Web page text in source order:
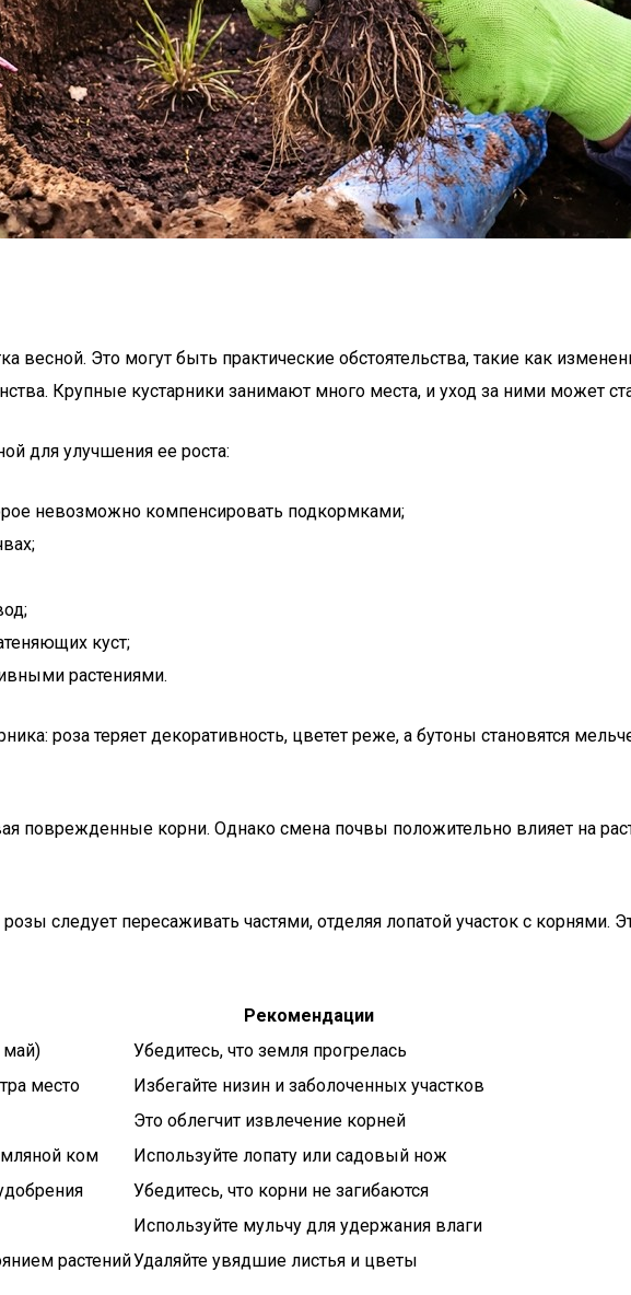
Это могут быть практические обстоятельства, такие как
Крупные кустарники занимают много места, и уход за ними может
для улучшения ее роста:
невозможно компенсировать подкормками;
куст;
растениями.
роза теряет декоративность, цветет реже, а бутоны становятся
поврежденные корни. Однако смена почвы положительно влияет на
следует пересаживать частями, отделяя лопатой участок с корнями.
Рекомендации
май)
Убедитесь, что земля прогрелась
место
Избегайте низин и заболоченных участков
Это облегчит извлечение корней
ком
Используйте лопату или садовый нож
Убедитесь, что корни не загибаются
Используйте мульчу для удержания влаги
растенийУдаляйте увядшие листья и цветы